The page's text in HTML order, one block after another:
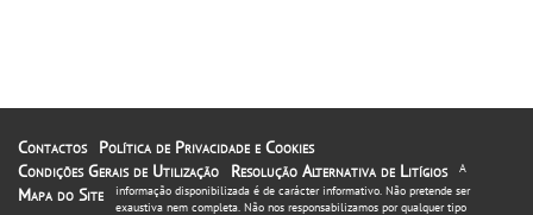
Contactos
Política de Privacidade e Cookies
Condições Gerais de Utilização
Resolução Alternativa de Litígios
Mapa do Site
A
informação disponibilizada é de carácter informativo. Não pretende ser
exaustiva nem completa. Não nos responsabilizamos por qualquer tipo